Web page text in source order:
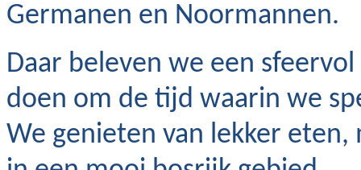
Germanen en Noormannen.
Daar beleven we een
doen om de tijd waarin we
We genieten van lekker